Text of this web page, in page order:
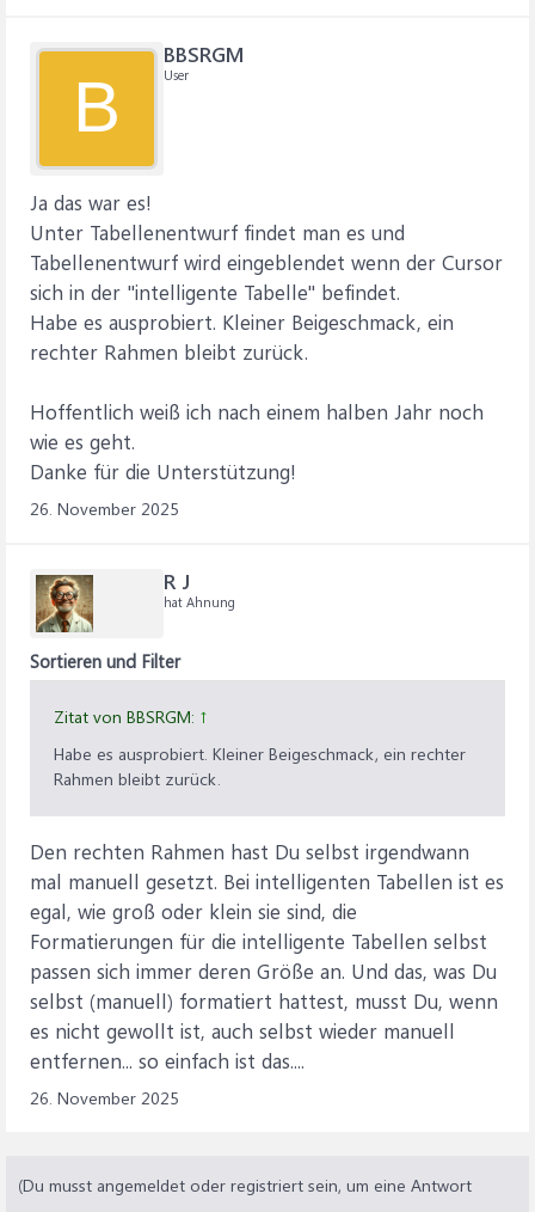
B
BBSRGM
User
Ja das war es!
Unter Tabellenentwurf findet man es und
Tabellenentwurf wird eingeblendet wenn der Cursor
sich in der "intelligente Tabelle" befindet.
Habe es ausprobiert. Kleiner Beigeschmack, ein
rechter Rahmen bleibt zurück.
Hoffentlich weiß ich nach einem halben Jahr noch
wie es geht.
Danke für die Unterstützung!
26. November 2025
R J
hat Ahnung
Sortieren und Filter
Zitat von BBSRGM: ↑
Habe es ausprobiert. Kleiner Beigeschmack, ein rechter
Rahmen bleibt zurück.
Den rechten Rahmen hast Du selbst irgendwann
mal manuell gesetzt. Bei intelligenten Tabellen ist es
egal, wie groß oder klein sie sind, die
Formatierungen für die intelligente Tabellen selbst
passen sich immer deren Größe an. Und das, was Du
selbst (manuell) formatiert hattest, musst Du, wenn
es nicht gewollt ist, auch selbst wieder manuell
entfernen... so einfach ist das....
26. November 2025
(Du musst angemeldet oder registriert sein, um eine Antwort